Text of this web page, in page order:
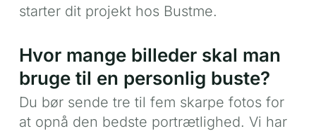
starter dit projekt hos Bustme.
Hvor mange billeder skal man
bruge til en personlig buste?
Du bør sende tre til fem skarpe fotos for
at opnå den bedste portrætlighed. Vi har